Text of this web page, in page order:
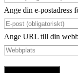
Ange din e-postadress
Ange URL till din